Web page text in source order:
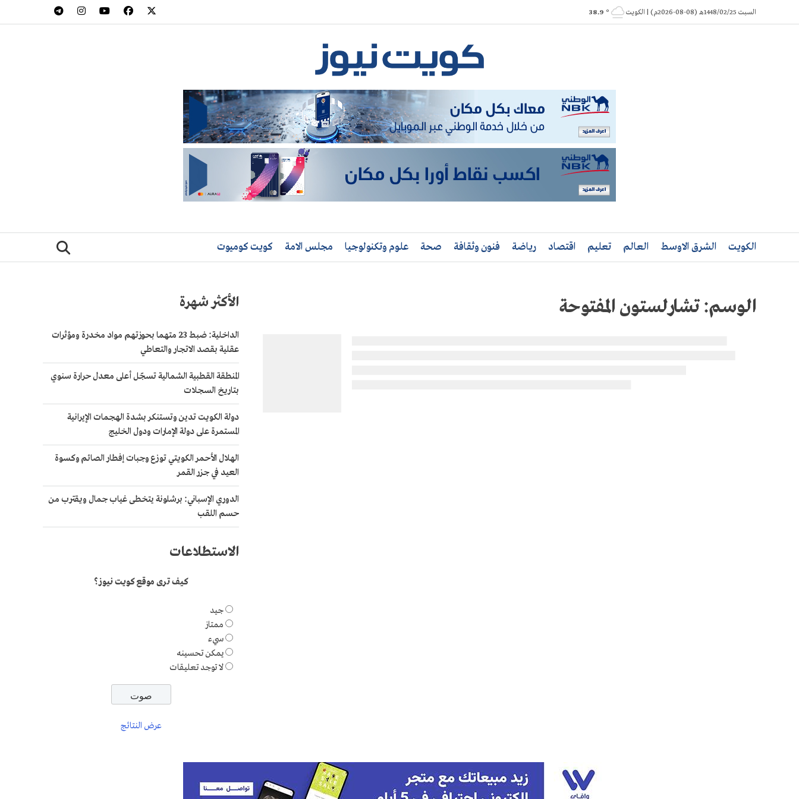
to
السبت 1448/02/25هـ (08-08-2026م) | الكويت ° 38.9
الكويت الشرق الاوسط العالم تعليم اقتصاد رياضة فنون وثقافة صحة علوم وتكنولوجيا مجلس الامة كويت كوميوت
الوسم:تشارلستون المفتوحة الأكثر شهرة
الداخلية: ضبط 23 متهما بحوزتهم مواد مخدرة ومؤثرات
عقلية بقصد الاتجار والتعاطي
المنطقة القطبية الشمالية تسجّل أعلى معدل حرارة سنوي
بتاريخ السجلات
دولة الكويت تدين وتستنكر بشدة الهجمات الإيرانية
المستمرة على دولة الإمارات ودول الخليج
الهلال الأحمر الكويتي توزع وجبات إفطار الصائم وكسوة
العيد في جزر القمر
الدوري الإسباني: برشلونة يتخطى غياب جمال ويقترب من
حسم اللقب
الاستطلاعات
كيف ترى موقع كويت نيوز؟
جيد
ممتاز
سيء
يمكن تحسينه
لا توجد تعليقات
عرض النتائج